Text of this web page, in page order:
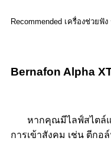
Recommended เครื่องช่วย
Bernafon Alpha
หากคุณมีไลฟ์สไตล์แ
การเข้าสังคม เช่น ตีกอ